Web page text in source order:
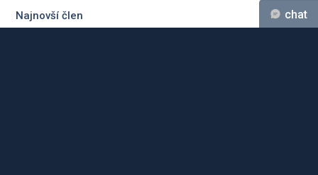
Najnovší člen chat